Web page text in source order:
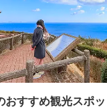
おすすめ観光スポ